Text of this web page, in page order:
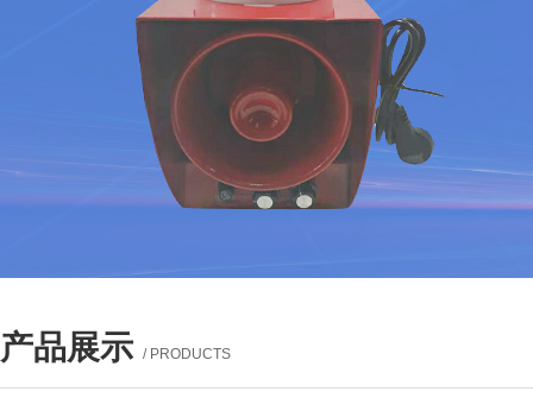
产品展示 / PRODUCTS